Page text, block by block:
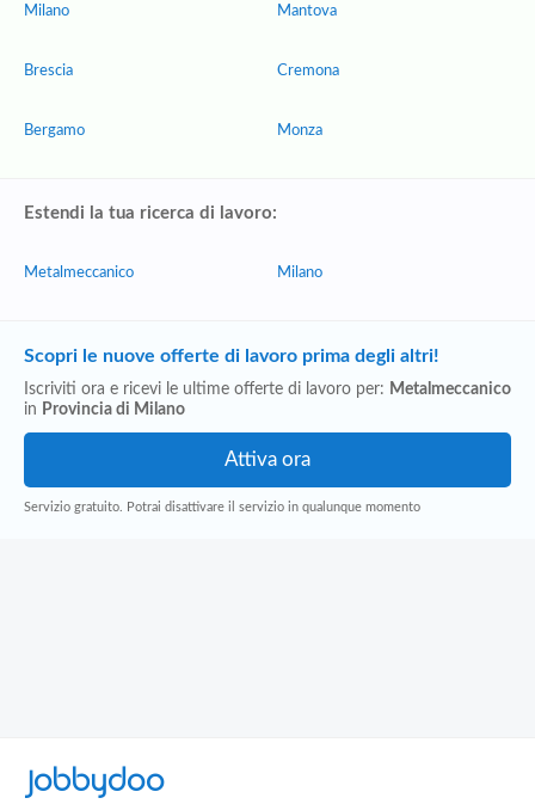
Milano
Brescia
Bergamo
Mantova
Cremona
Monza
Estendi la tua ricerca di lavoro:
Metalmeccanico Milano
Scopri le nuove offerte di lavoro prima degli altri!
Iscriviti ora e ricevi le ultime offerte di lavoro per: Metalmeccanico
in Provincia di Milano
Servizio gratuito. Potrai disattivare il servizio in qualunque momento
Jobbydoo